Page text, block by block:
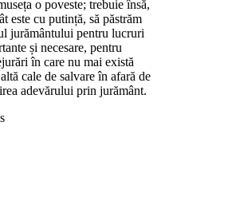
o poveste; trebuie însă,
este cu putință, să păstrăm
jurământului pentru lucruri
și necesare, pentru
în care nu mai există
cale de salvare în afară de
adevărului prin jurământ.